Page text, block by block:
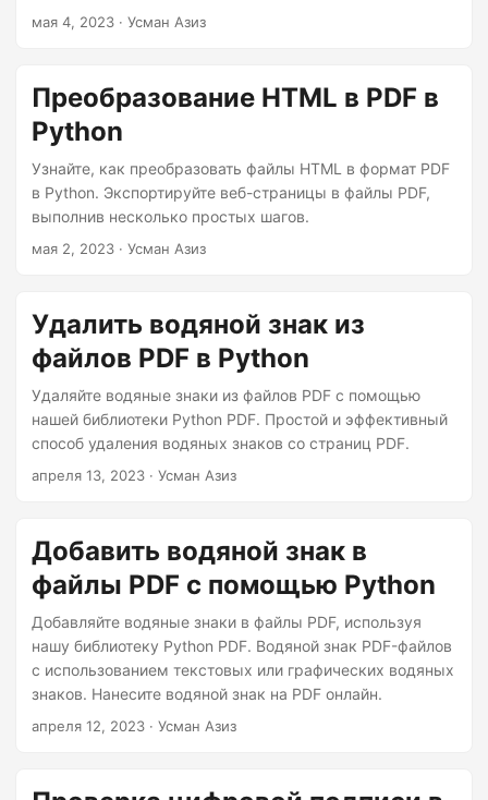
мая 4, 2023 · Усман Азиз
Преобразование HTML в PDF в
Python
Узнайте, как преобразовать файлы HTML в формат PDF
в Python. Экспортируйте веб-страницы в файлы PDF,
выполнив несколько простых шагов.
мая 2, 2023 · Усман Азиз
Удалить водяной знак из
файлов PDF в Python
Удаляйте водяные знаки из файлов PDF с помощью
нашей библиотеки Python PDF. Простой и эффективный
способ удаления водяных знаков со страниц PDF.
апреля 13, 2023 · Усман Азиз
Добавить водяной знак в
файлы PDF с помощью Python
Добавляйте водяные знаки в файлы PDF, используя
нашу библиотеку Python PDF. Водяной знак PDF-файлов
с использованием текстовых или графических водяных
знаков. Нанесите водяной знак на PDF онлайн.
апреля 12, 2023 · Усман Азиз